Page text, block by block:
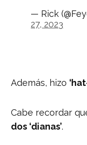
— Rick
27, 2023
Además, hizo
Cabe recordar
dos ‘dianas’.